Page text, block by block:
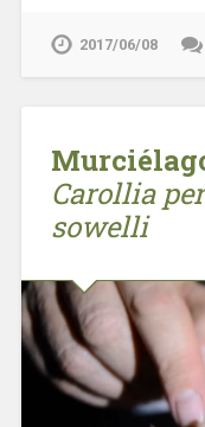
2017/06/08
Carollia
sowelli